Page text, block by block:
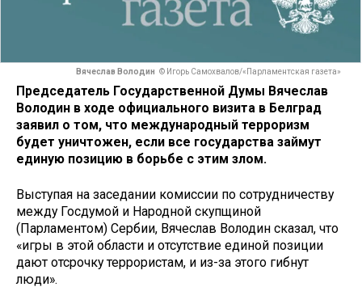
Вячеслав Володин © Игорь Самохвалов/«Парламентская газета»
Председатель Государственной Думы Вячеслав
Володин в ходе официального визита в Белград
заявил о том, что международный терроризм
будет уничтожен, если все государства займут
единую позицию в борьбе с этим злом.
Выступая на заседании комиссии по сотрудничеству
между Госдумой и Народной скупщиной
(Парламентом) Сербии, Вячеслав Володин сказал, что
«игры в этой области и отсутствие единой позиции
дают отсрочку террористам, и из-за этого гибнут
люди».